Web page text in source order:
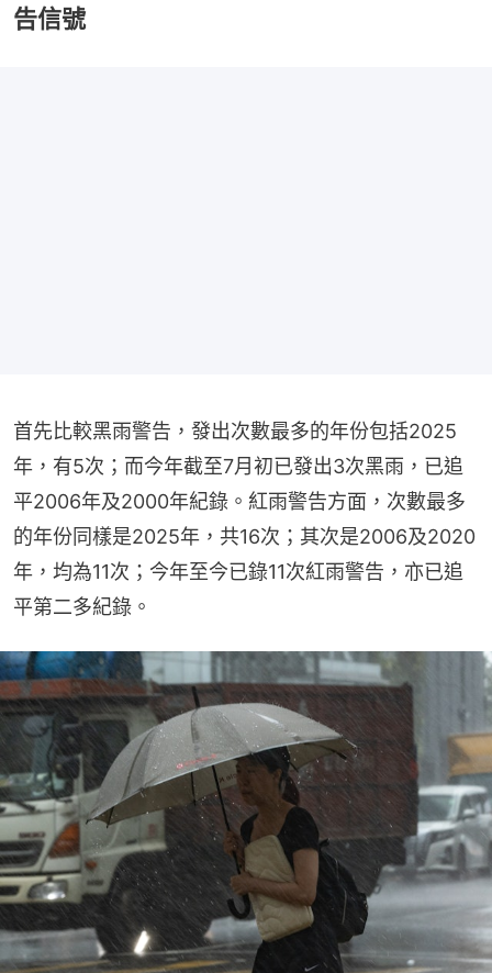
告信號
首先比較黑雨警告，發出次數最多的年份包括2025
年，有5次；而今年截至7月初已發出3次黑雨，已追
平2006年及2000年紀錄。紅雨警告方面，次數最多
的年份同樣是2025年，共16次；其次是2006及2020
年，均為11次；今年至今已錄11次紅雨警告，亦已追
平第二多紀錄。